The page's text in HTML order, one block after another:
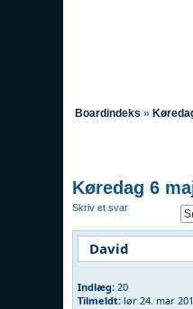
Boardindeks »
Køredag 6
Skriv et svar
David
Indlæg: 20
Tilmeldt: lør 24. mar